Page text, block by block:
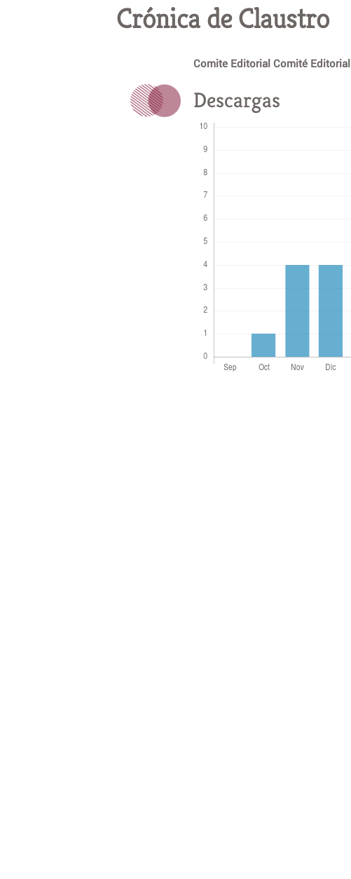
Crónica de Claustro
Comite Editorial Comité Editorial
Descargas